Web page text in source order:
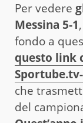
Per vedere
Messina 5-1
fondo a
questo link
che
del